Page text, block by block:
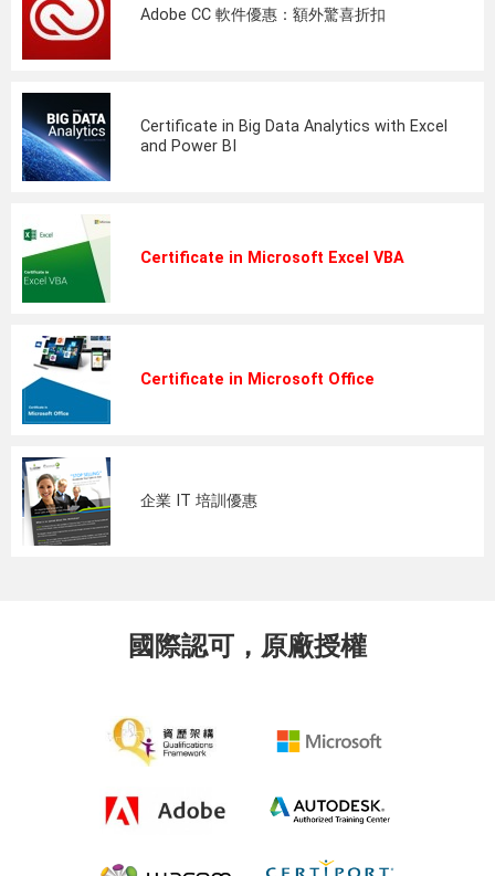
Adobe CC 軟件優惠：額外驚喜折扣
Certificate in Big Data Analytics with Excel
and Power BI
Certificate in Microsoft Excel VBA
Certificate in Microsoft Office
企業 IT 培訓優惠
國際認可，原廠授權